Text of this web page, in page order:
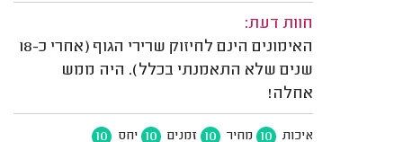
חוות דעת:
האימונים הינם לחיזוק שרירי הגוף (אחרי כ-18
שנים שלא התאמנתי בכלל). היה ממש
אחלה!
איכות 10 מחיר 10 זמנים 10 יחס 10